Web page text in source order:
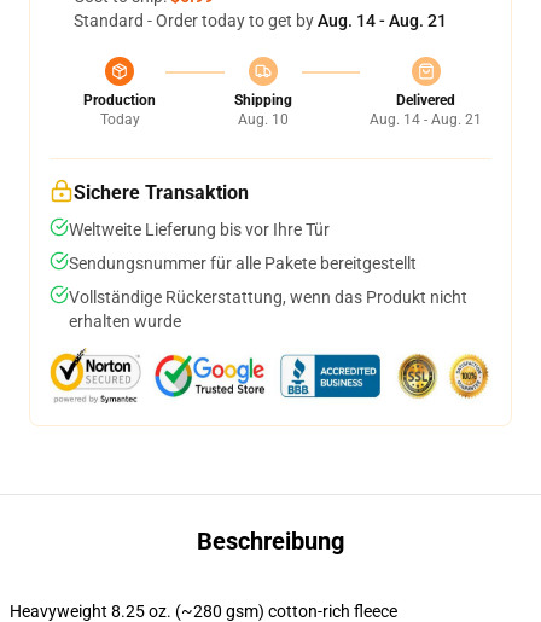
Standard - Order today to get byAug. 14 - Aug. 21
Production
Today
Shipping
Aug. 10
Delivered
Aug. 14 - Aug. 21
Sichere Transaktion
Weltweite Lieferung bis vor Ihre Tür
Sendungsnummer für alle Pakete bereitgestellt
Vollständige Rückerstattung, wenn das Produkt nicht
erhalten wurde
Beschreibung
Heavyweight 8.25 oz. (~280 gsm) cotton-rich fleece